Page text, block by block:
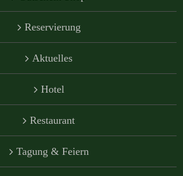
Reservierung
Aktuelles
Hotel
Restaurant
Tagung & Feiern